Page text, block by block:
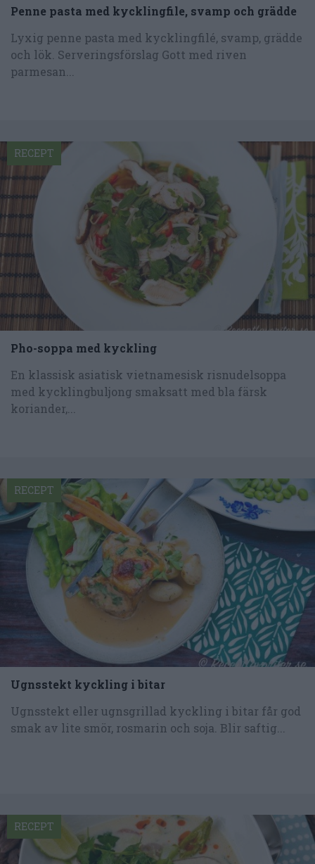
Penne pasta med kycklingfile, svamp och grädde
Lyxig penne pasta med kycklingfilé, svamp, grädde
och lök. Serveringsförslag Gott med riven
parmesan...
Pho-soppa med kyckling
En klassisk asiatisk vietnamesisk risnudelsoppa
med kycklingbuljong smaksatt med bla färsk
koriander,...
RECEPT
Ugnsstekt kyckling i bitar
Ugnsstekt eller ugnsgrillad kyckling i bitar får god
smak av lite smör, rosmarin och soja. Blir saftig...
RECEPT
RECEPT